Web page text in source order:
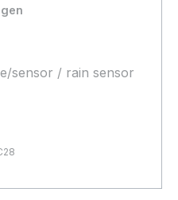
sensor / rain sensor